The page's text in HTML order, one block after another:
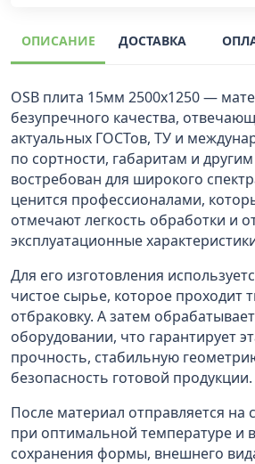
ОПИСАНИЕ ДОСТАВКА
OSB плита 15мм 2500х1250 —
безупречного качества,
актуальных ГОСТов, ТУ и
по сортности, габаритам и
востребован для широкого
ценится профессионалами,
отмечают легкость обработки и
эксплуатационные
Для его изготовления
чистое сырье, которое проходит
отбраковку. А затем
оборудовании, что гарантирует
прочность, стабильную
безопасность готовой продукции.
После материал отправляется на
при оптимальной температуре и
сохранения формы, внешнего